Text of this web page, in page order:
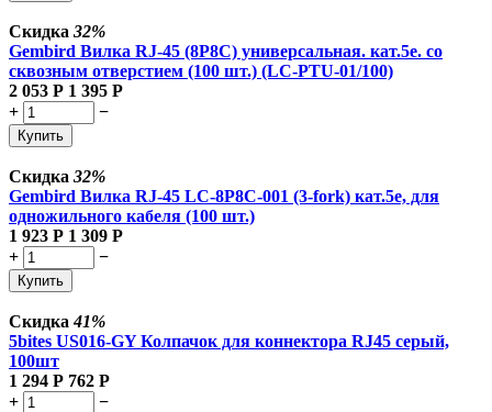
Скидка 32%
Gembird Вилка RJ-45 (8P8C) универсальная. кат.5e. со
сквозным отверстием (100 шт.) (LC-PTU-01/100)
2 053 Р 1 395 Р
+
−
Купить
Скидка 32%
Gembird Вилка RJ-45 LC-8P8C-001 (3-fork) кат.5e, для
одножильного кабеля (100 шт.)
1 923 Р 1 309 Р
+
−
Купить
Скидка41%
5bites US016-GY Колпачок для коннектора RJ45 серый,
100шт
1 294 Р 762 Р
+
−